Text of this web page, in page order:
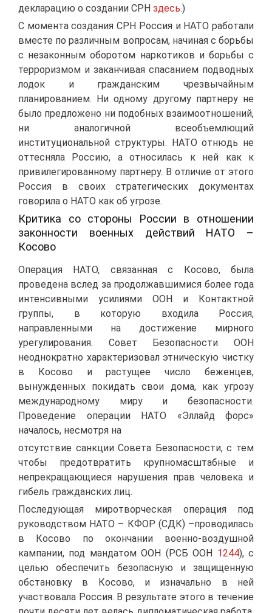
декларацию о создании СРН здесь.)
С момента создания СРН Россия и НАТО работали
вместе по различным вопросам, начиная с борьбы
с незаконным оборотом наркотиков и борьбы с
терроризмом и заканчивая спасанием подводных
лодок и гражданским чрезвычайным
планированием. Ни одному другому партнеру не
было предложено ни подобных взаимоотношений,
ни аналогичной всеобъемлющий
институциональной структуры. НАТО отнюдь не
оттесняла Россию, а относилась к ней как к
привилегированному партнеру. В отличие от этого
Россия в своих стратегических документах
говорила о НАТО как об угрозе.
Критика со стороны России в отношении
законности военных действий НАТО –
Косово
Операция НАТО, связанная с Косово, была
проведена вслед за продолжавшимися более года
интенсивными усилиями ООН и Контактной
группы, в которую входила Россия,
направленными на достижение мирного
урегулирования. Совет Безопасности ООН
неоднократно характеризовал этническую чистку
в Косово и растущее число беженцев,
вынужденных покидать свои дома, как угрозу
международному миру и безопасности.
Проведение операции НАТО «Эллайд форс»
началось, несмотря на
отсутствие санкции Совета Безопасности, с тем
чтобы предотвратить крупномасштабные и
непрекращающиеся нарушения прав человека и
гибель гражданских лиц.
Последующая миротворческая операция под
руководством НАТО – КФОР (СДК) –проводилась
в Косово по окончании военно-воздушной
кампании, под мандатом ООН (РСБ ООН 1244), с
целью обеспечить безопасную и защищенную
обстановку в Косово, и изначально в ней
участвовала Россия. В результате этого в течение